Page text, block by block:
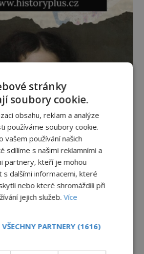
stránky
soubory cookie.
obsahu, reklam a analýze
používáme soubory cookie.
vašem používání našich
sdílíme s našimi reklamními a
partnery, kteří je mohou
s dalšími informacemi, které
nebo které shromáždili při
jejich služeb.Více
PARTNERY (1616)